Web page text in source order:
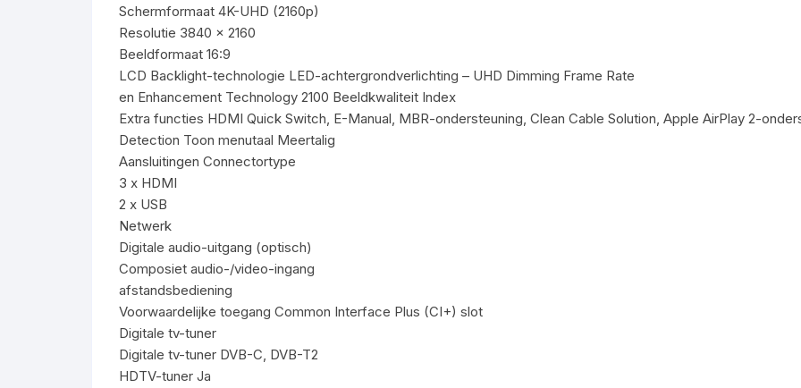
Schermformaat 4K-UHD (2160p)
Resolutie 3840 x 2160
Beeldformaat 16:9
LCD Backlight-technologie LED-achtergrondverlichting – UHD Dimming Frame Rate
en Enhancement Technology 2100 Beeldkwaliteit Index
Extra functies HDMI Quick Switch, E-Manual, MBR-ondersteuning, Clean Cable Solution, Apple AirPlay 2-
Detection Toon menutaal Meertalig
Aansluitingen Connectortype
3 x HDMI
2 x USB
Netwerk
Digitale audio-uitgang (optisch)
Composiet audio-/video-ingang
afstandsbediening
Voorwaardelijke toegang Common Interface Plus (CI+) slot
Digitale tv-tuner
Digitale tv-tuner DVB-C, DVB-T2
HDTV-tuner Ja